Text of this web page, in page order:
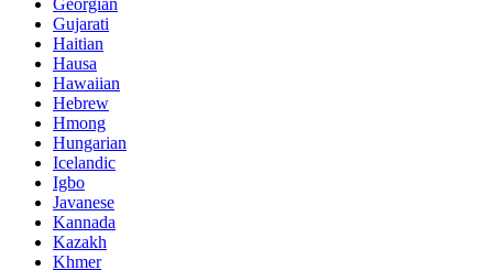
Georgian
Gujarati
Haitian
Hausa
Hawaiian
Hebrew
Hmong
Hungarian
Icelandic
Igbo
Javanese
Kannada
Kazakh
Khmer